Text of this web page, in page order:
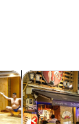
ดในแท็บใหม่
ร์ & วัฒนธรรม
อาหาร เค